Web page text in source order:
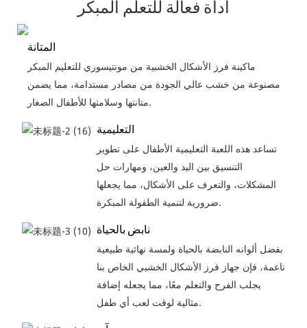
أداة فعالة للتعلم المبكر
المتانة
ماكينة فرز الأشكال الخشبية من مونتيسوري للتعليم المبكر
مصنوعة من خشب عالي الجودة من مصادر مستدامة، مما يضمن
متانتها وسلامتها للأطفال الصغار.
التعليمية
تساعد هذه اللعبة التعليمية الأطفال على تطوير
التنسيق بين اليد والعين، ومهارات حل
المشكلات، والتعرف على الأشكال، مما يجعلها
ضرورية لتنمية الطفولة المبكرة.
نابض بالحياة
بفضل ألوانه النابضة بالحياة ولمسة نهائية طبيعية
ناعمة، فإن جهاز فرز الأشكال الخشبي الخاص بنا
يجلب الفرح والتعلم معًا، مما يجعله إضافة
مثالية لوقت لعب أي طفل.